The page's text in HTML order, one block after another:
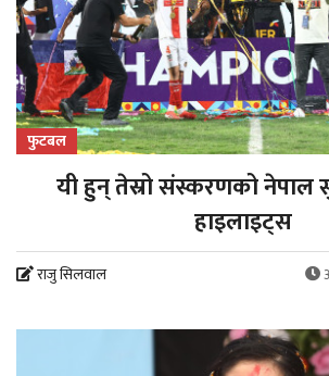
फुटबल
यी हुन् तेस्रो संस्करणको नेपाल
हाइलाइट्स
राजु सिलवाल